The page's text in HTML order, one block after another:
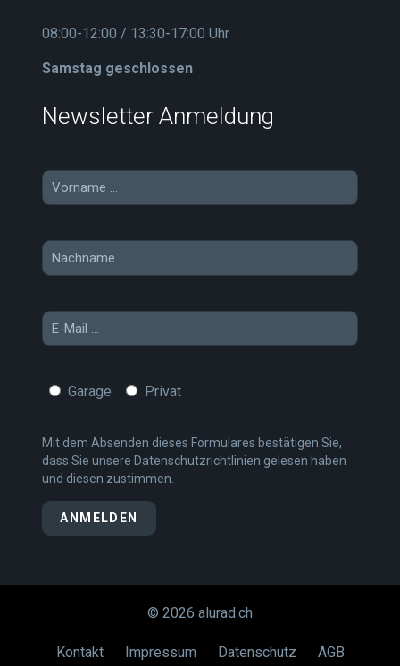
08:00-12:00 / 13:30-17:00 Uhr
Samstag geschlossen
Newsletter Anmeldung
Garage Privat
Mit dem Absenden dieses Formulares bestätigen Sie,
dass Sie unsere Datenschutzrichtlinien gelesen haben
und diesen zustimmen.
© 2026 alurad.ch
Kontakt Impressum Datenschutz
AGB